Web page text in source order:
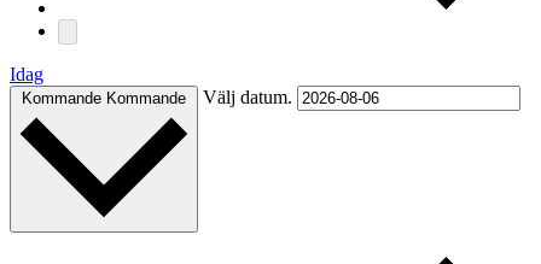
Idag
Kommande Kommande Välj datum.